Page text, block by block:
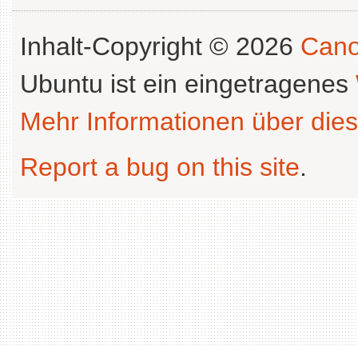
Inhalt-Copyright © 2026
Ubuntu ist ein eingetragenes
Mehr Informationen über
Report a bug on this site.